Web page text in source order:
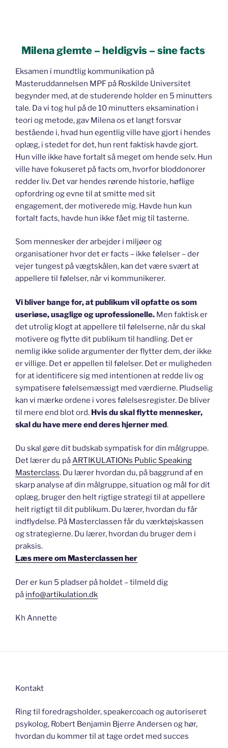
Milena glemte – heldigvis – sine facts
Eksamen i mundtlig kommunikation på
Masteruddannelsen MPF på Roskilde Universitet
begynder med, at de studerende holder en 5 minutters
tale. Da vi tog hul på de 10 minutters eksamination i
teori og metode, gav Milena os et langt forsvar
bestående i, hvad hun egentlig ville have gjort i hendes
oplæg, i stedet for det, hun rent faktisk havde gjort.
Hun ville ikke have fortalt så meget om hende selv. Hun
ville have fokuseret på facts om, hvorfor bloddonorer
redder liv. Det var hendes rørende historie, høflige
opfordring og evne til at smitte med sit
engagement, der motiverede mig. Havde hun kun
fortalt facts, havde hun ikke fået mig til tasterne.
Som mennesker der arbejder i miljøer og
organisationer hvor det er facts – ikke følelser – der
vejer tungest på vægtskålen, kan det være svært at
appellere til følelser, når vi kommunikerer.
Vi bliver bange for, at publikum vil opfatte os som
useriøse, usaglige og uprofessionelle. Men faktisk er
det utrolig klogt at appellere til følelserne, når du skal
motivere og flytte dit publikum til handling. Det er
nemlig ikke solide argumenter der flytter dem, der ikke
er villige. Det er appellen til følelser. Det er muligheden
for at identificere sig med intentionen at redde liv og
sympatisere følelsemæssigt med værdierne. Pludselig
kan vi mærke ordene i vores følelsesregister. De bliver
til mere end blot ord. Hvis du skal flytte mennesker,
skal du have mere end deres hjerner med.
Du skal gøre dit budskab sympatisk for din målgruppe.
Det lærer du påARTIKULATIONs Public Speaking
Masterclass. Du lærer hvordan du, på baggrund af en
skarp analyse af din målgruppe, situation og mål for dit
oplæg, bruger den helt rigtige strategi til at appellere
helt rigtigt til dit publikum. Du lærer, hvordan du får
indflydelse. På Masterclassen får du værktøjskassen
og strategierne. Du lærer, hvordan du bruger dem i
praksis.
Læs mere om Masterclassen her
Der er kun 5 pladser på holdet – tilmeld dig
på info@artikulation.dk
Kh Annette
Kontakt
Ring til foredragsholder, speakercoach og autoriseret
psykolog, Robert Benjamin Bjerre Andersen og hør,
hvordan du kommer til at tage ordet med succes